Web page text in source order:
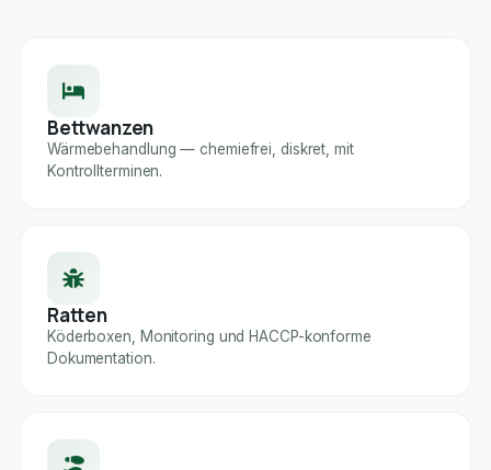
Bettwanzen
Wärmebehandlung — chemiefrei, diskret, mit
Kontrollterminen.
Ratten
Köderboxen, Monitoring und HACCP-konforme
Dokumentation.